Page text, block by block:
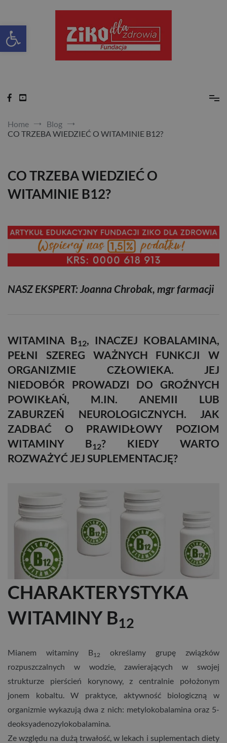
content
Home
Blog
CO TRZEBA WIEDZIEĆ O WITAMINIE B12?
CO TRZEBA WIEDZIEĆ O
WITAMINIE B12?
NASZ EKSPERT:Joanna Chrobak, mgr farmacji
WITAMINA B12, INACZEJ KOBALAMINA,
PEŁNI SZEREG WAŻNYCH FUNKCJI W
ORGANIZMIE CZŁOWIEKA. JEJ
NIEDOBÓR PROWADZI DO GROŹNYCH
POWIKŁAŃ, M.IN. ANEMII LUB
ZABURZEŃ NEUROLOGICZNYCH. JAK
ZADBAĆ O PRAWIDŁOWY POZIOM
WITAMINY B12? KIEDY WARTO
ROZWAŻYĆ JEJ SUPLEMENTACJĘ?
CHARAKTERYSTYKA
WITAMINY B12
Mianem witaminy B12 określamy grupę związków
rozpuszczalnych w wodzie, zawierających w swojej
strukturze pierścień korynowy, z centralnie położonym
jonem kobaltu. W praktyce, aktywność biologiczną w
organizmie wykazują dwa z nich: metylokobalamina oraz 5-
deoksyadenozylokobalamina.
Ze względu na dużą trwałość, w lekach i suplementach diety
Otwórz pasek narzędzi